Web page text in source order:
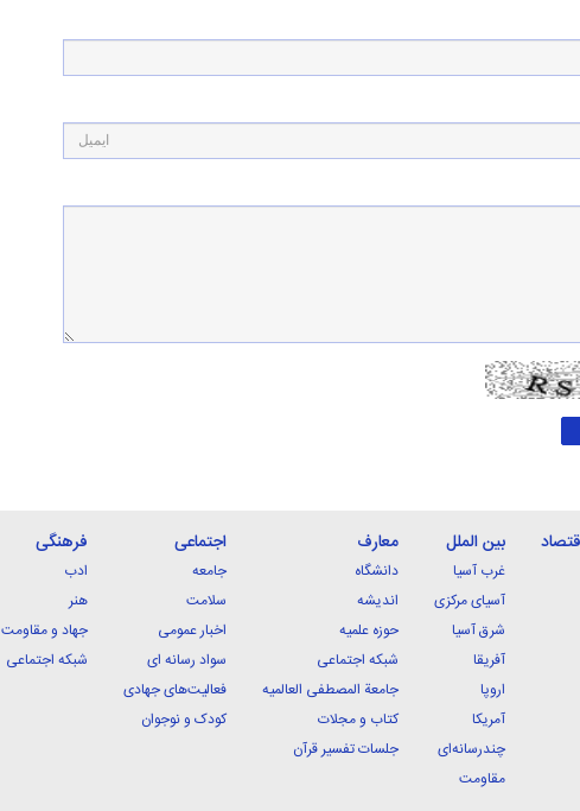
بین الملل
غرب آسیا
آسیای مرکزی
شرق آسیا
آفریقا
اروپا
آمریکا
چندرسانه‌ای
مقاومت
معارف
دانشگاه
اندیشه
حوزه علمیه
شبکه اجتماعی
جامعة المصطفی العالمیه
کتاب و مجلات
جلسات تفسیر قرآن
اجتماعی
جامعه
سلامت
اخبار عمومی
سواد رسانه ای
فعالیت‌های جهادی
کودک و نوجوان
فرهنگی
ادب
هنر
جهاد و مقاومت
شبکه اجتماعی